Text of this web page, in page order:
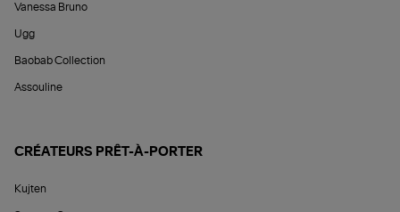
Vanessa Bruno
Ugg
Baobab Collection
Assouline
CRÉATEURS PRÊT-À-PORTER
Kujten